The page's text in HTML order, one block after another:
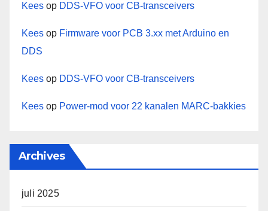
Kees op DDS-VFO voor CB-transceivers
Kees op Firmware voor PCB 3.xx met Arduino en
DDS
Kees op DDS-VFO voor CB-transceivers
Kees op Power-mod voor 22 kanalen MARC-bakkies
Archives
juli 2025